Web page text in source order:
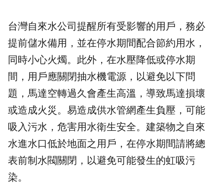
台灣自來水公司提醒所有受影響的用戶，務必
提前儲水備用，並在停水期間配合節約用水，
同時小心火燭。此外，在水壓降低或停水期
間，用戶應關閉抽水機電源，以避免以下問
題，馬達空轉過久會產生高溫，導致馬達損壞
或造成火災。易造成供水管網產生負壓，可能
吸入污水，危害用水衛生安全。建築物之自來
水進水口低於地面之用戶，在停水期間請將總
表前制水閥關閉，以避免可能發生的虹吸污
染。